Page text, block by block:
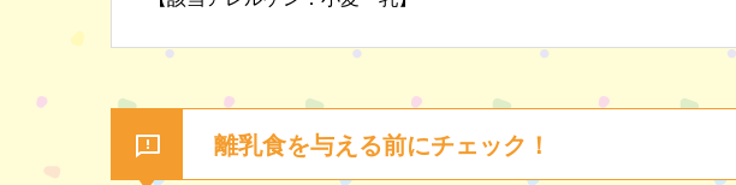
離乳食を与える前にチェック！